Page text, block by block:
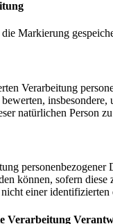
Markierung
Verarbeitung
natürlichen Person
können, sofern
einer